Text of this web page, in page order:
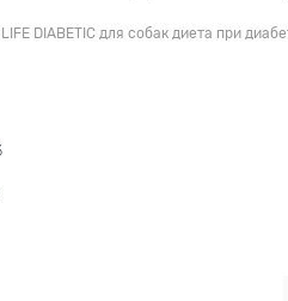
DIABETIC для собак диета при